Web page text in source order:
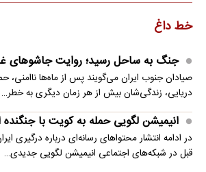
خط داغ
جنگ به ساحل رسید؛ روایت جاشوهای
صیادان جنوب ایران می‌گویند پس از ماه‌ها
دریایی، زندگی‌شان بیش از هر زمان دیگری به خطر…
انیمیشن لگویی حمله به کویت با جنگنده
در ادامه انتشار محتواهای رسانه‌ای درباره درگیری
قبل در شبکه‌های اجتماعی انیمیشن لگویی جدیدی…